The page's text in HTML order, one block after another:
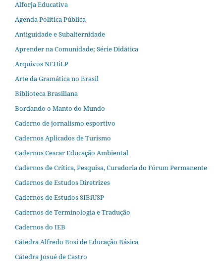
Alforja Educativa
Agenda Política Pública
Antiguidade e Subalternidade
Aprender na Comunidade; Série Didática
Arquivos NEHiLP
Arte da Gramática no Brasil
Biblioteca Brasiliana
Bordando o Manto do Mundo
Caderno de jornalismo esportivo
Cadernos Aplicados de Turismo
Cadernos Cescar Educação Ambiental
Cadernos de Crítica, Pesquisa, Curadoria do Fórum Permanente
Cadernos de Estudos Diretrizes
Cadernos de Estudos SIBiUSP
Cadernos de Terminologia e Tradução
Cadernos do IEB
Cátedra Alfredo Bosi de Educação Básica
Cátedra Josué de Castro